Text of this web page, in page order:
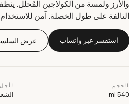
ولمسة من الكولاجين المُحلَّل. ينظف
على طول الخصلة. آمن للاستخدام
استفسر عبر واتساب عرض
540
لأجل